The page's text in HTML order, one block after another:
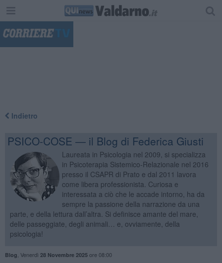
Indietro
PSICO-COSE — il Blog di Federica Giusti
Laureata in Psicologia nel 2009, si specializza
in Psicoterapia Sistemico-Relazionale nel 2016
presso il CSAPR di Prato e dal 2011 lavora
come libera professionista. Curiosa e
interessata a ciò che le accade intorno, ha da
sempre la passione della narrazione da una
parte, e della lettura dall’altra. Si definisce amante del mare,
delle passeggiate, degli animali… e, ovviamente, della
psicologia!
Blog Venerdì 28 Novembre 2025ore 08:00